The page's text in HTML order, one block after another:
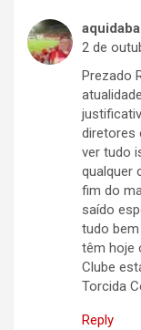
2 de
Prezado
diretores
ver tudo
qualquer
fim do
saído
tudo
têm hoje
Clube
Torcida
Reply